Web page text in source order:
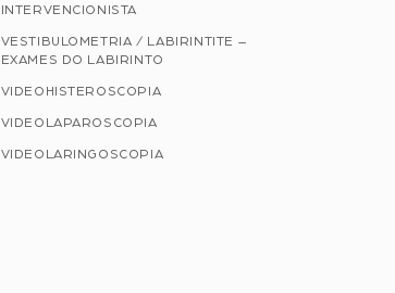
INTERVENCIONISTA
VESTIBULOMETRIA / LABIRINTITE –
EXAMES DO LABIRINTO
VIDEOHISTEROSCOPIA
VIDEOLAPAROSCOPIA
VIDEOLARINGOSCOPIA